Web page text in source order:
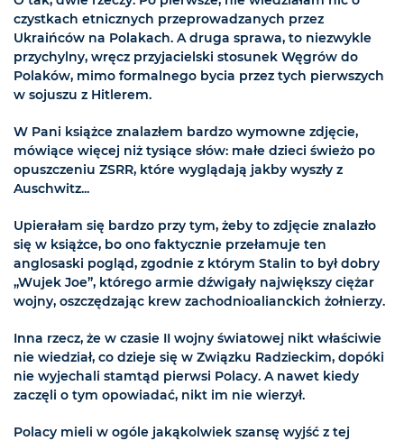
czystkach etnicznych przeprowadzanych przez
Ukraińców na Polakach. A druga sprawa, to niezwykle
przychylny, wręcz przyjacielski stosunek Węgrów do
Polaków, mimo formalnego bycia przez tych pierwszych
w sojuszu z Hitlerem.
W Pani książce znalazłem bardzo wymowne zdjęcie,
mówiące więcej niż tysiące słów: małe dzieci świeżo po
opuszczeniu ZSRR, które wyglądają jakby wyszły z
Auschwitz...
Upierałam się bardzo przy tym, żeby to zdjęcie znalazło
się w książce, bo ono faktycznie przełamuje ten
anglosaski pogląd, zgodnie z którym Stalin to był dobry
„Wujek Joe”, którego armie dźwigały największy ciężar
wojny, oszczędzając krew zachodnioalianckich żołnierzy.
Inna rzecz, że w czasie II wojny światowej nikt właściwie
nie wiedział, co dzieje się w Związku Radzieckim, dopóki
nie wyjechali stamtąd pierwsi Polacy. A nawet kiedy
zaczęli o tym opowiadać, nikt im nie wierzył.
Polacy mieli w ogóle jakąkolwiek szansę wyjść z tej